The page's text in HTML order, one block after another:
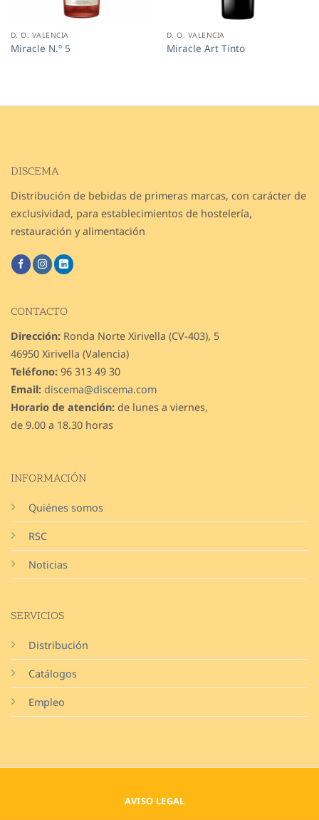
D. O. VALENCIA
Miracle N.º 5
D. O. VALENCIA
Miracle Art Tinto
DISCEMA
Distribución de bebidas de primeras marcas, con carácter de
exclusividad, para establecimientos de hostelería,
restauración y alimentación
INFORMACIÓN
Quiénes somos
RSC
Noticias
SERVICIOS
Distribución
Catálogos
Empleo
CONTACTO
Dirección: Ronda Norte Xirivella (CV-403), 5
46950 Xirivella (Valencia)
Teléfono: 96 313 49 30
Email: discema@discema.com
Horario de atención: de lunes a viernes,
de 9.00 a 18.30 horas
AVISO LEGAL